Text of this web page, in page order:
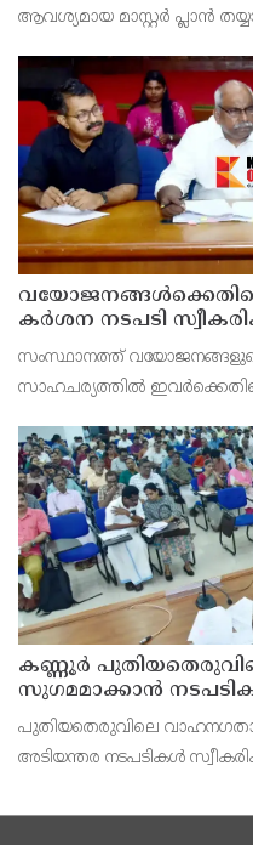
ആവശ്യമായ മാസ്റ്റർ പ്ലാൻ
ഡിപ്പോയ്ക്ക് നാല്
കർശന നടപടി
സംസ്ഥാനത്ത്
സാഹചര്യത്തിൽ
കെ. സോമപ്രസാദ്.
കണ്ണൂർ
സുഗമമാക്കാന്‍
പുതിയതെരുവിലെ
അടിയന്തര നടപടികള്‍